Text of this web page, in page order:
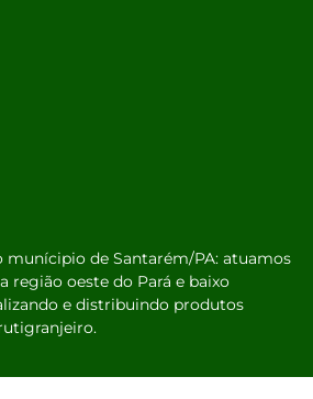
munícipio de Santarém/PA: atuamos
região oeste do Pará e baixo
e distribuindo produtos